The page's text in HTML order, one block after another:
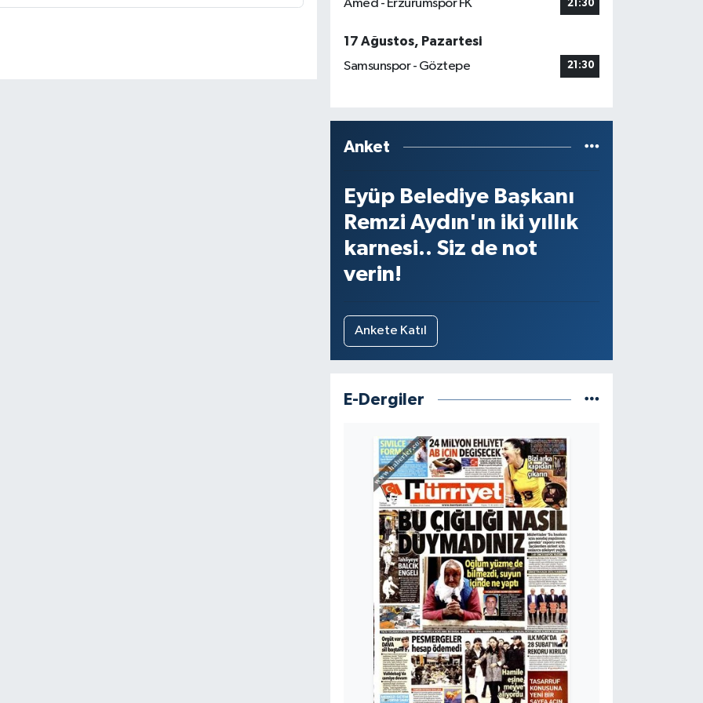
Amed - Erzurumspor FK 21:30
17 Ağustos, Pazartesi
Samsunspor - Göztepe
21:30
Anket
Eyüp Belediye Başkanı
Remzi Aydın'ın iki yıllık
karnesi.. Siz de not
verin!
Ankete Katıl
E-Dergiler